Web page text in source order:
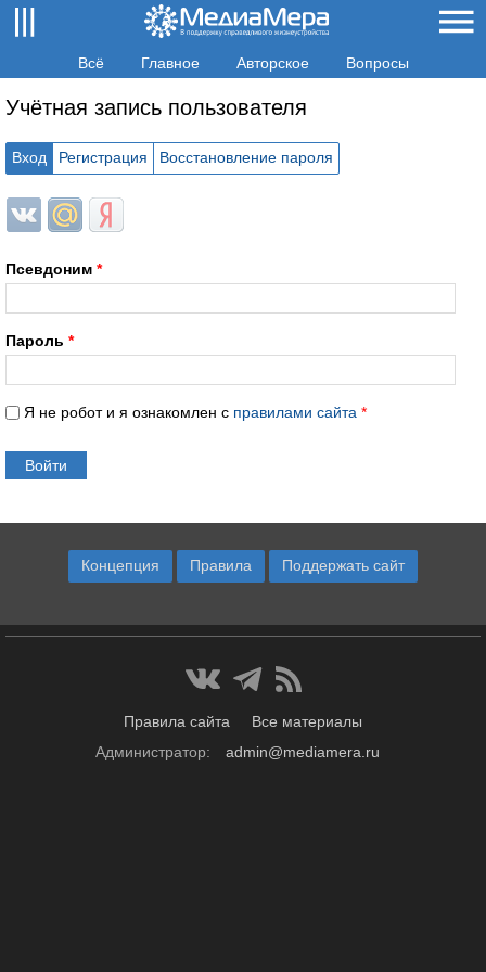
Всё Главное Авторское Вопросы
Учётная запись пользователя
Вход Регистрация Восстановление пароля
Login with ВКонтакте
Login with Mail.ru
Login with Яндекс
Псевдоним *
Пароль *
Я не робот и я ознакомлен с правилами сайта *
Концепция Правила Поддержать сайт
Правила сайта
Все материалы
Администратор:
admin@mediamera.ru